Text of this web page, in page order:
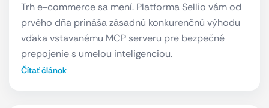
Trh e-commerce sa mení. Platforma Sellio vám od
prvého dňa prináša zásadnú konkurenčnú výhodu
vďaka vstavanému MCP serveru pre bezpečné
prepojenie s umelou inteligenciou.
Čítať článok